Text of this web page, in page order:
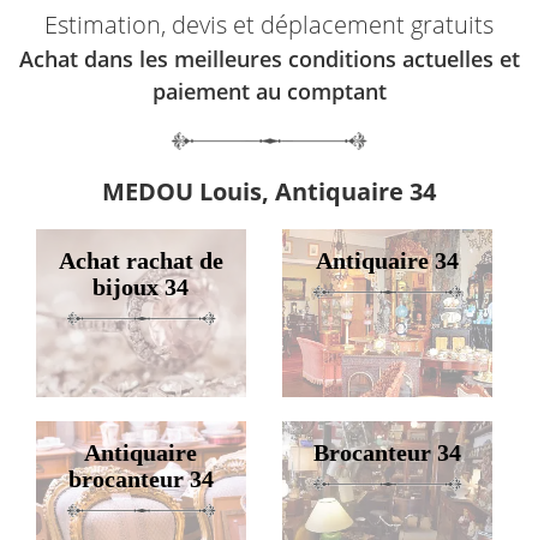
Estimation, devis et déplacement gratuits
Achat dans les meilleures conditions actuelles et
paiement au comptant
MEDOU Louis, Antiquaire 34
Achat rachat de
bijoux 34
Antiquaire 34
Antiquaire
brocanteur 34
Brocanteur 34